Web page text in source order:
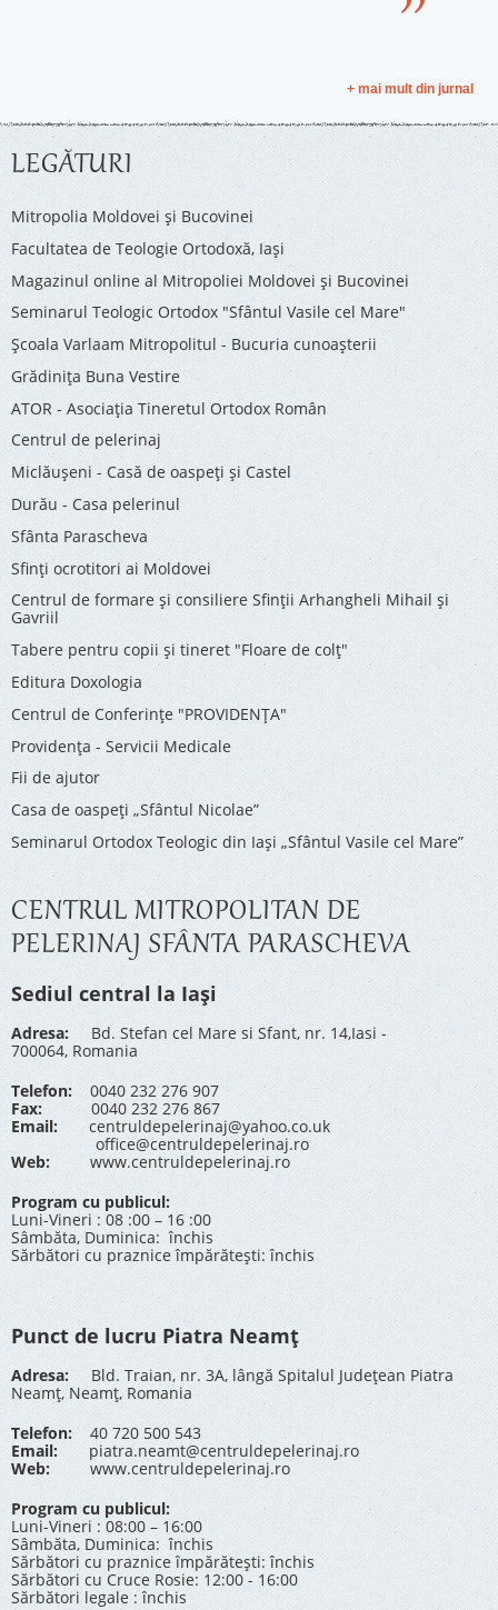
+ mai mult din jurnal
LEGĂTURI
Mitropolia Moldovei și Bucovinei
Facultatea de Teologie Ortodoxă, Iaşi
Magazinul online al Mitropoliei Moldovei și Bucovinei
Seminarul Teologic Ortodox "Sfântul Vasile cel Mare"
Şcoala Varlaam Mitropolitul - Bucuria cunoaşterii
Grădinița Buna Vestire
ATOR - Asociaţia Tineretul Ortodox Român
Centrul de pelerinaj
Miclăușeni - Casă de oaspeţi şi Castel
Durău - Casa pelerinul
Sfânta Parascheva
Sfinți ocrotitori ai Moldovei
Centrul de formare și consiliere Sfinții Arhangheli Mihail și
Gavriil
Tabere pentru copii şi tineret "Floare de colţ"
Editura Doxologia
Centrul de Conferinţe "PROVIDENŢA"
Providenţa - Servicii Medicale
Fii de ajutor
Casa de oaspeți „Sfântul Nicolae”
Seminarul Ortodox Teologic din Iași „Sfântul Vasile cel Mare”
CENTRUL MITROPOLITAN DE
PELERINAJ SFÂNTA PARASCHEVA
Sediul central la Iași
Adresa: Bd. Stefan cel Mare si Sfant, nr. 14,Iasi -
700064, Romania
Telefon: 0040 232 276 907
Fax: 0040 232 276 867
Email:
centruldepelerinaj@yahoo.co.uk
office@centruldepelerinaj.ro
Web:
www.centruldepelerinaj.ro
Program cu publicul:
Luni-Vineri : 08 :00 – 16 :00
Sâmbăta, Duminica: închis
Sărbători cu praznice împărătești: închis
Punct de lucru Piatra Neamț
Adresa: Bld. Traian, nr. 3A, lângă Spitalul Județean Piatra
Neamț, Neamț, Romania
Telefon:40 720 500 543
Email:
piatra.neamt@centruldepelerinaj.ro
Web:
www.centruldepelerinaj.ro
Program cu publicul:
Luni-Vineri : 08:00 – 16:00
Sâmbăta, Duminica: închis
Sărbători cu praznice împărătești: închis
Sărbători cu Cruce Rosie: 12:00 - 16:00
Sărbători legale : închis